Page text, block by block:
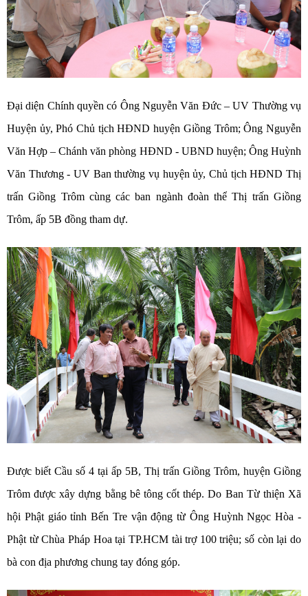
Đại diện Chính quyền có Ông Nguyễn Văn Đức – UV Thường vụ
Huyện ủy, Phó Chủ tịch HĐND huyện Giồng Trôm; Ông Nguyễn
Văn Hợp – Chánh văn phòng HĐND - UBND huyện; Ông Huỳnh
Văn Thương - UV Ban thường vụ huyện ủy, Chủ tịch HĐND Thị
trấn Giồng Trôm cùng các ban ngành đoàn thể Thị trấn Giồng
Trôm, ấp 5B đồng tham dự.
Được biết Cầu số 4 tại ấp 5B, Thị trấn Giồng Trôm, huyện Giồng
Trôm được xây dựng bằng bê tông cốt thép. Do Ban Từ thiện Xã
hội Phật giáo tỉnh Bến Tre vận động từ Ông Huỳnh Ngọc Hòa -
Phật từ Chùa Pháp Hoa tại TP.HCM tài trợ 100 triệu; số còn lại do
bà con địa phương chung tay đóng góp.